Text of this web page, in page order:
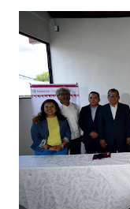
derivado del
El presidente del
Miguel El Grande,
los hechos
carretero Tlaxiaco-
personas, Abimael
José Ángel
estudiantes ...